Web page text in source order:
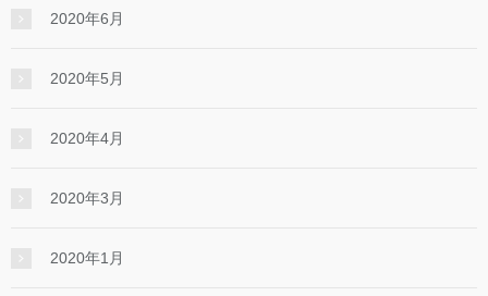
2020年6月
2020年5月
2020年4月
2020年3月
2020年1月